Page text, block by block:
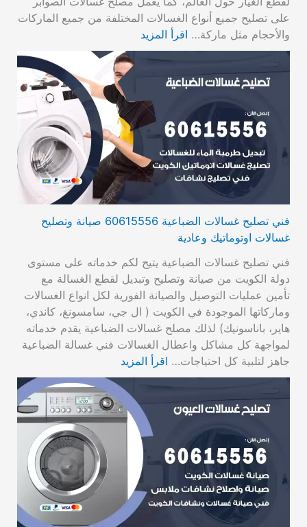
على تصليح جميع أنواع الغسالات المختلفة من جميع الماركات
والأحجام مثل ماركة… اقرأ المزيد
فني تصليح غسالات الضباعية 60615556 صيانة وتصليح
غسالات اوتوماتيك وعادية
فني تصليح غسالات الضباعية يتيح لكم خدماته على مستوى
دولة الكويت من صيانة وتصليح وتبديل لقطع الغسالة مع
تأمين عمليات التوصيل والصيانة الفورية لكل انواع الغسالات
وماركاتها الموجودة في الكويت ( ال جي، سامسونغ، كاندي،
هاير، باناسونيك) لذلك مصلح غسالات الضباعية يقدم خدماته
لمواجهة كل مشاكل واعطال الغسالات فني غسالة الضباعية
جاهز لتلبية كل احتياجات… اقرأ المزيد